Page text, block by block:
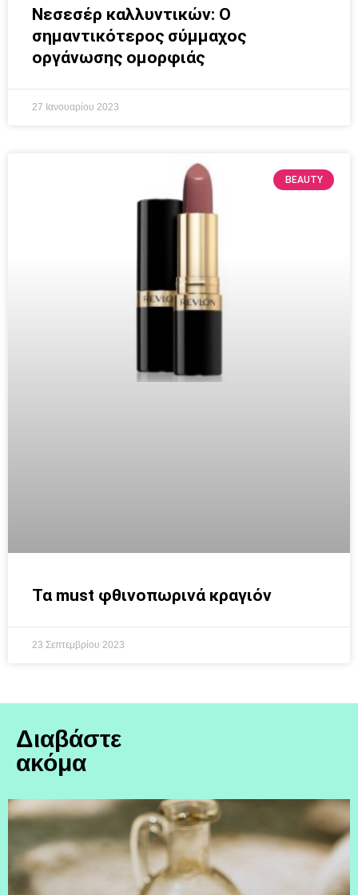
Nεσεσέρ καλλυντικών: Ο
σημαντικότερος σύμμαχος
οργάνωσης ομορφιάς
27 Ιανουαρίου 2023
BEAUTY
Τα must φθινοπωρινά κραγιόν
23 Σεπτεμβρίου 2023
Διαβάστε
ακόμα